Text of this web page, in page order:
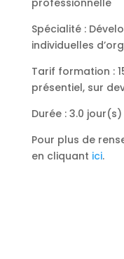
professionnelle
Spécialité :
individuelles
Tarif formation :
présentiel, sur
Durée : 3.0
Pour plus de
en cliquant ici.